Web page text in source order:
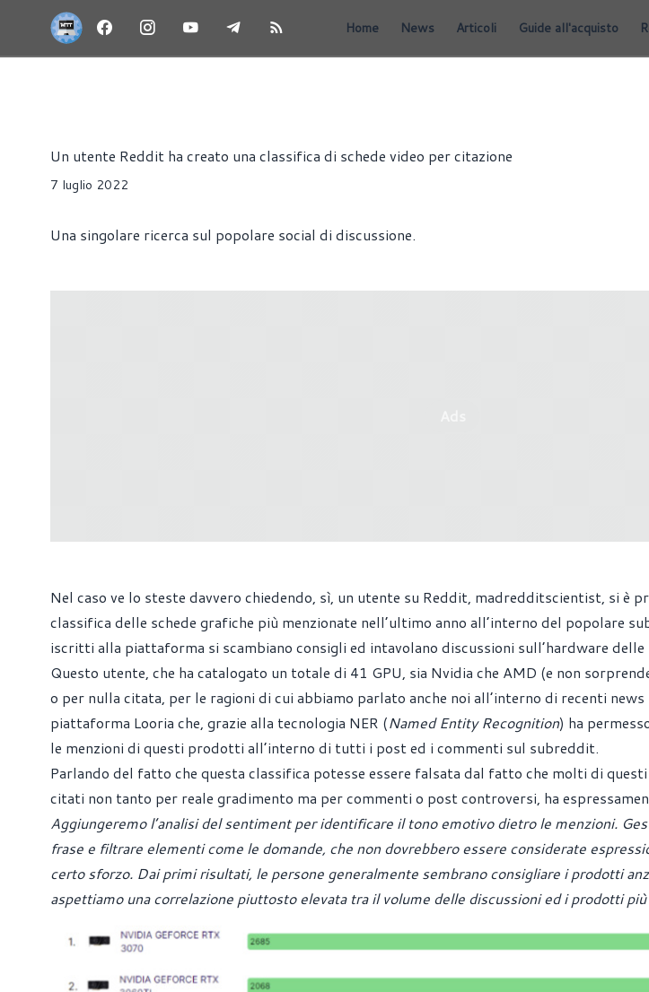
Home News Articoli Guide all'acquisto
Un utente Reddit ha creato una classifica di schede video per citazione
7 luglio 2022
Una singolare ricerca sul popolare social di discussione.
Nel caso ve lo steste davvero chiedendo, sì, un utente su Reddit, madredditscientist, si è
classifica delle schede grafiche più menzionate nell’ultimo anno all’interno del popolare
iscritti alla piattaforma si scambiano consigli ed intavolano discussioni sull’hardware
Questo utente, che ha catalogato un totale di 41 GPU, sia Nvidia che AMD (e non
o per nulla citata, per le ragioni di cui abbiamo parlato anche noi all’interno di recenti
piattaforma Looria che, grazie alla tecnologia NER (Named Entity Recognition) ha
le menzioni di questi prodotti all’interno di tutti i post ed i commenti sul subreddit.
Parlando del fatto che questa classifica potesse essere falsata dal fatto che molti di
citati non tanto per reale gradimento ma per commenti o post controversi, ha
Aggiungeremo l’analisi del sentiment per identificare il tono emotivo dietro le menzioni.
frase e filtrare elementi come le domande, che non dovrebbero essere considerate
certo sforzo. Dai primi risultati, le persone generalmente sembrano consigliare i prodotti
aspettiamo una correlazione piuttosto elevata tra il volume delle discussioni ed i prodotti